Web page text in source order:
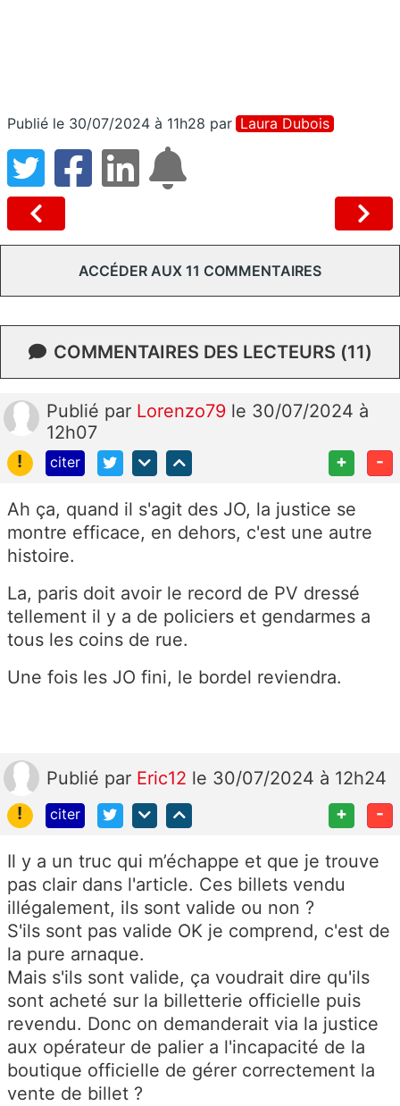
Publié le 30/07/2024 à 11h28 par Laura Dubois
ACCÉDER AUX 11 COMMENTAIRES
COMMENTAIRES DES LECTEURS (11)
Publié par Lorenzo79 le 30/07/2024 à
12h07
!
citer + -
Ah ça, quand il s'agit des JO, la justice se
montre efficace, en dehors, c'est une autre
histoire.
La, paris doit avoir le record de PV dressé
tellement il y a de policiers et gendarmes a
tous les coins de rue.
Une fois les JO fini, le bordel reviendra.
Publié par Eric12 le 30/07/2024 à 12h24
!
citer + -
Il y a un truc qui m’échappe et que je trouve
pas clair dans l'article. Ces billets vendu
illégalement, ils sont valide ou non ?
S'ils sont pas valide OK je comprend, c'est de
la pure arnaque.
Mais s'ils sont valide, ça voudrait dire qu'ils
sont acheté sur la billetterie officielle puis
revendu. Donc on demanderait via la justice
aux opérateur de palier a l'incapacité de la
boutique officielle de gérer correctement la
vente de billet ?